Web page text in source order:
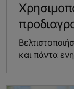
και πάντα